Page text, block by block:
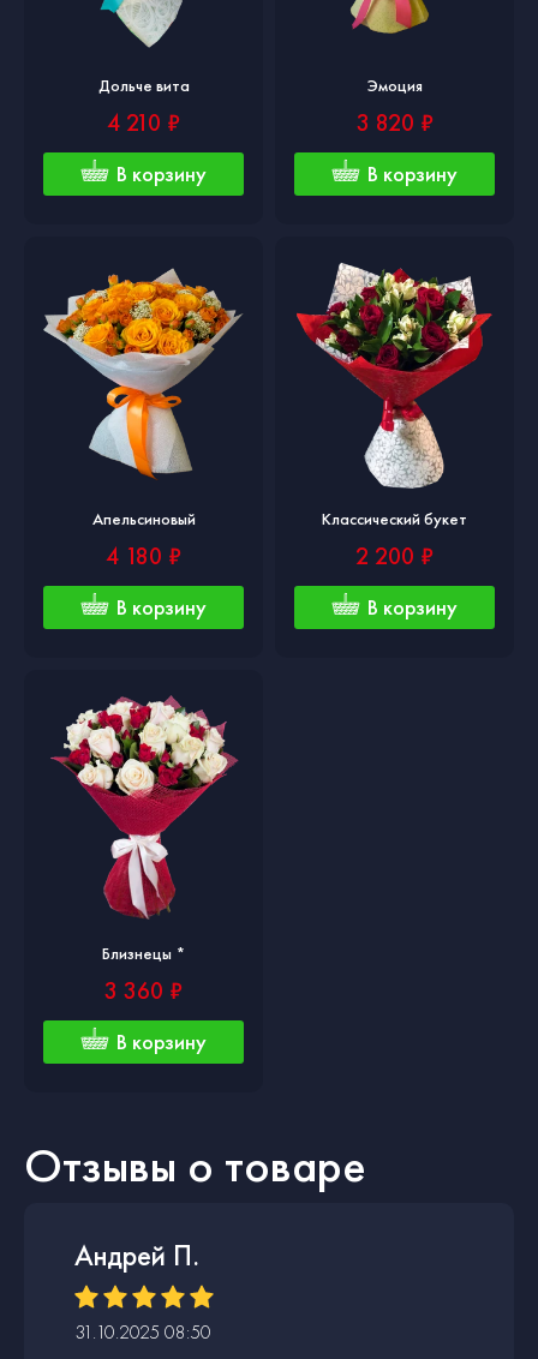
Отзывы о товаре
Андрей П.
31.10.2025 08:50
Дольче вита
4 210 ₽
В корзину
Эмоция
3 820 ₽
В корзину
Апельсиновый
4 180 ₽
В корзину
Классический букет
2 200 ₽
В корзину
Близнецы *
3 360 ₽
В корзину